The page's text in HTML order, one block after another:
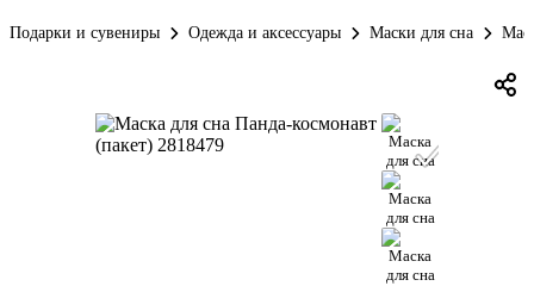
Подарки и сувениры Одежда и аксессуары Маски для сна